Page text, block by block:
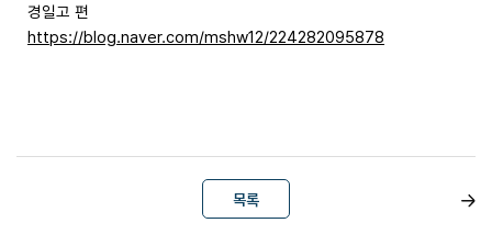
경일고 편
https://blog.naver.com/mshw12/224282095878
목록